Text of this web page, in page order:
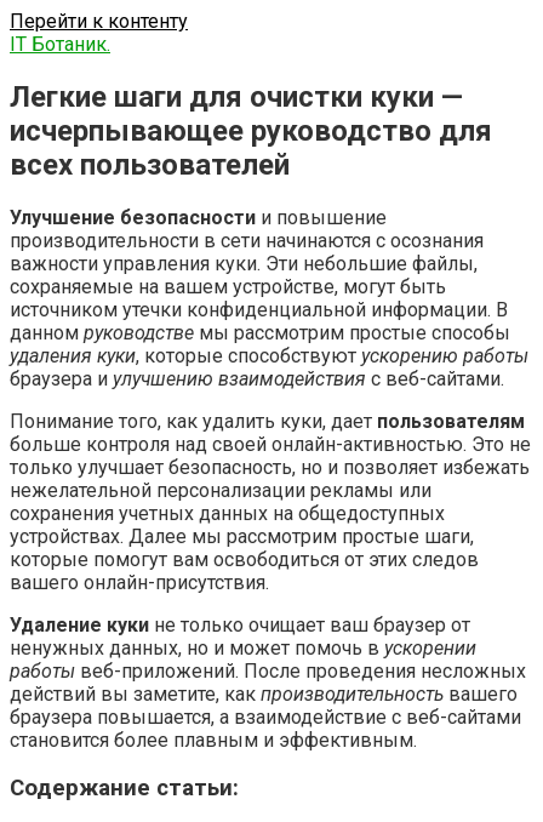
Перейти к контенту
IT Ботаник.
Легкие шаги для очистки куки —
исчерпывающее руководство для
всех пользователей
Улучшение безопасности и повышение
производительности в сети начинаются с осознания
важности управления куки. Эти небольшие файлы,
сохраняемые на вашем устройстве, могут быть
источником утечки конфиденциальной информации. В
данном руководстве мы рассмотрим простые способы
удаления куки, которые способствуют ускорению работы
браузера и улучшению взаимодействия с веб-сайтами.
Понимание того, как удалить куки, дает пользователям
больше контроля над своей онлайн-активностью. Это не
только улучшает безопасность, но и позволяет избежать
нежелательной персонализации рекламы или
сохранения учетных данных на общедоступных
устройствах. Далее мы рассмотрим простые шаги,
которые помогут вам освободиться от этих следов
вашего онлайн-присутствия.
Удаление куки не только очищает ваш браузер от
ненужных данных, но и может помочь в ускорении
работы веб-приложений. После проведения несложных
действий вы заметите, как производительность вашего
браузера повышается, а взаимодействие с веб-сайтами
становится более плавным и эффективным.
Содержание статьи: